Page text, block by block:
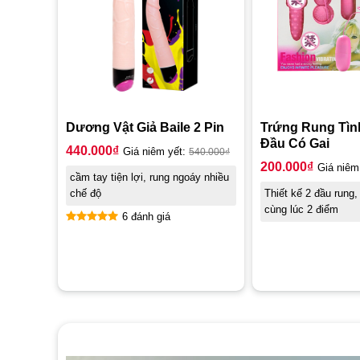
Dương Vật Giả Baile 2 Pin
440.000₫ Giá niêm yết: 540.000₫
cầm tay tiện lợi, rung ngoáy nhiều
chế độ
6 đánh giá
Trứng Rung
Đầu Có Gai
200.000₫ Giá
Thiết kế 2 đầu
cùng lúc 2 điểm